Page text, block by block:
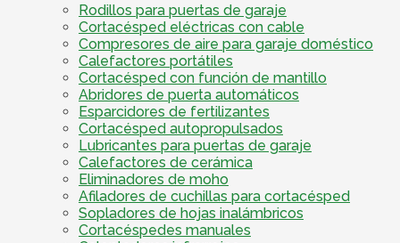
Rodillos para puertas de garaje
Cortacésped eléctricas con cable
Compresores de aire para garaje doméstico
Calefactores portátiles
Cortacésped con función de mantillo
Abridores de puerta automáticos
Esparcidores de fertilizantes
Cortacésped autopropulsados
Lubricantes para puertas de garaje
Calefactores de cerámica
Eliminadores de moho
Afiladores de cuchillas para cortacésped
Sopladores de hojas inalámbricos
Cortacéspedes manuales